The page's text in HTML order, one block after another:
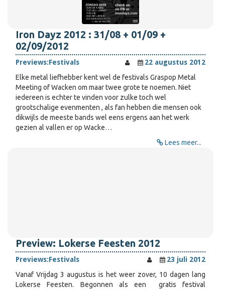
Iron Dayz 2012 : 31/08 + 01/09 +
02/09/2012
Previews:Festivals
22 augustus 2012
Elke metal liefhebber kent wel de festivals Graspop Metal
Meeting of Wacken om maar twee grote te noemen. Niet
iedereen is echter te vinden voor zulke toch wel
grootschalige evenmenten , als fan hebben die mensen ook
dikwijls de meeste bands wel eens ergens aan het werk
gezien al vallen er op Wacke…
Lees meer...
Preview: Lokerse Feesten 2012
Previews:Festivals
23 juli 2012
Vanaf Vrijdag 3 augustus is het weer zover, 10 dagen lang
Lokerse Feesten. Begonnen als een gratis festival